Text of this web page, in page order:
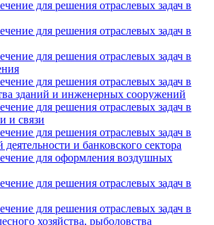
для решения отраслевых задач в
для решения отраслевых задач в
для решения отраслевых задач в
для решения отраслевых задач в
зданий и инженерных сооружений
для решения отраслевых задач в
и связи
для решения отраслевых задач в
и банковского сектора
для оформления воздушных
для решения отраслевых задач в
для решения отраслевых задач в
хозяйства, рыболовства